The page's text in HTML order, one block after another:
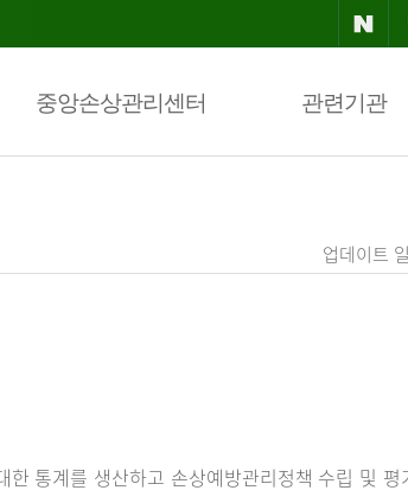
중앙손상관리센터 관련기관
업데이트
통계를 생산하고 손상예방관리정책 수립 및